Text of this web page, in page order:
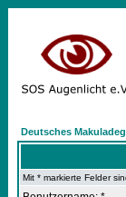
Deutsches
Mit * markierte Felder